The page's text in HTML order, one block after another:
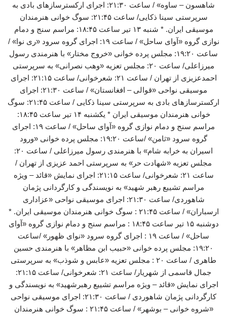
شاهسون – ساوه» / ساعت ۲۱:۳۰: اجرای ارکسترسازهای بادی به
سرپرستی سینا ذکایی/ ساعت ۲۱:۴۵: سوگ خوانی هنرمندان
موسیقی ایران. * شنبه ۱۳ تیر ساعت ۱۸:۴۵: مراسم سنج و دمام
نوازی گروه «آوای ساحل» / ساعت ۱۹: اجرای گروه سرود «ری نوا» /
ساعت ۱۹:۲۰: مجلس پرده خوانی «خروج مختار» با هنرمندی رسول
میرزاعلی/ ساعت ۲۰: مجلس تعزیه «وهب نصرانی» به سرپرستی
احمدعزیزی از تهران / ساعت ۲۱: شعرخوانی/ ساعت ۲۱:۱۵: اجرای
موسیقی نواحی «قوالی – افغانستان» / ساعت ۲۱:۳۰: اجرای
ارکسترسازهای بادی به سرپرستی سینا ذکایی / ساعت ۲۱:۴۵: سوگ
خوانی هنرمندان موسیقی ایران * یکشنبه ۱۴ تیر ساعت ۱۸:۴۵:
مراسم سنج و دمام نوازی گروه «آوای ساحل» / ساعت ۱۹: اجرای
گروه سرود «ثامن» /ساعت ۱۹:۲۰: مجلس پرده خوانی «ورود
اسیران به خرابه شام» با هنرمندی رسول میرزاعلی / ساعت ۲۰:
مجلس تعزیه «شهادت حر» به سرپرستی احمد عزیزی از تهران /
ساعت ۲۱: شعرخوانی/ ساعت ۲۱:۱۵: اجرای نمایش «قائد – ویژه
مراسم تشییع رهبر شهید» به نویسندگی و کارگردانی پژمان
شاهوردی/ ساعت ۲۱:۳۰: اجرای موسیقی نواحی «عزاداری
ارسباران» / ساعت ۲۱:۴۵ : سوگ خوانی هنرمندان موسیقی ایران. *
دوشنبه ۱۵ تیر ساعت ۱۸:۴۵ : مراسم سنج و دمام نوازی گروه «آوای
ساحل» / ساعت ۱۹ : اجرای گروه سرود «نوای ظهور» /ساعت
۱۹:۲۰: مجلس پرده خوانی «حبیب ابن مظاهر» با هنرمندی حسین
طاهری / ساعت ۲۰ : مجلس تعزیه «عابس و شوذب» به سرپرستی
جمال قاسمی از شهریار/ ساعت ۲۱: شعرخوانی/ ساعت ۲۱:۱۵:
اجرای نمایش «قائد – ویژه مراسم تشییع رهبرشهید» به نویسندگی و
کارگردانی پژمان شاهوردی / ساعت ۲۱:۳۰: اجرای موسیقی نواحی
«شروه خوانی – بوشهر» / ساعت ۲۱:۴۵ : سوگ خوانی هنرمندان